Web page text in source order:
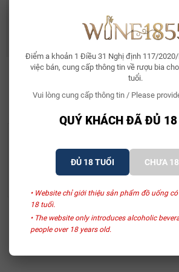
Điểm a khoản 1 Điều 31 Nghị định 117/
việc bán, cung cấp thông tin về rượu bia
tuổi.
Vui lòng cung cấp thông tin / Please
QUÝ KHÁCH ĐÃ ĐỦ 18
ĐỦ 18 TUỔI CHƯA
• Website chỉ giới thiệu sản phẩm đồ uống
18 tuổi.
• The website only introduces alcoholic
people over 18 years old.
490.000₫
632.500₫
SẢN PHẨM LIÊN
Rượu Whisky MacNair’s
Lum Reek Peated 21
Year Old
Rượu
Lum
Xem thêm